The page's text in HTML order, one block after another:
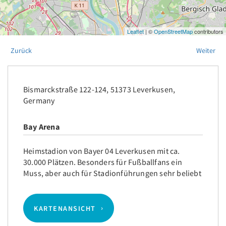
Leaflet| ©OpenStreetMapcontributors
Zurück Weiter
Bismarckstraße 122-124, 51373 Leverkusen,
Germany
Bay Arena
Heimstadion von Bayer 04 Leverkusen mit ca.
30.000 Plätzen. Besonders für Fußballfans ein
Muss, aber auch für Stadionführungen sehr beliebt
KARTENANSICHT